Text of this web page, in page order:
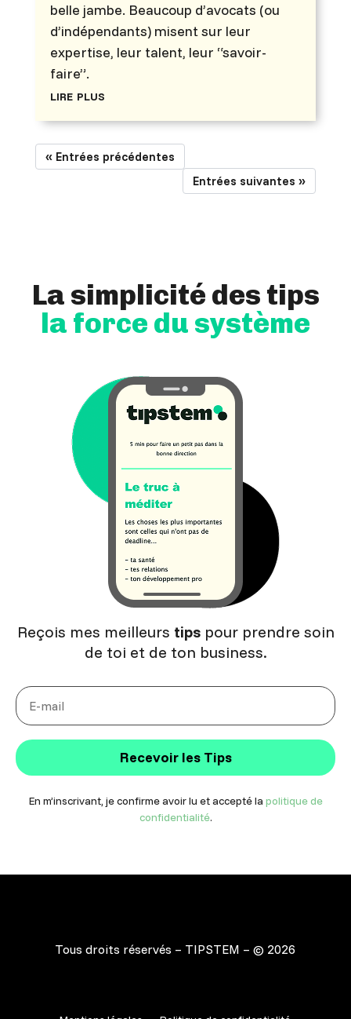
belle jambe. Beaucoup d’avocats (ou
d’indépendants) misent sur leur
expertise, leur talent, leur “savoir-
faire”.
lire plus
« Entrées précédentes
Entrées suivantes »
La simplicité des tips
la force du système
Reçois mes meilleurs tipspour prendre soin
de toi et de ton business.
Recevoir les Tips
En m’inscrivant, je confirme avoir lu et accepté la politique de
confidentialité.
Tous droits réservés – TIPSTEM – © 2026